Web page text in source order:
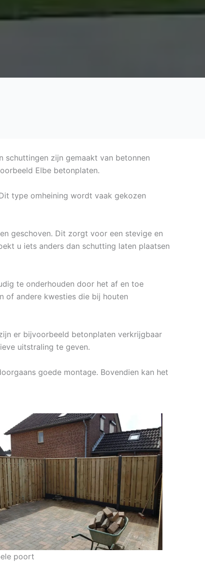
schuttingen zijn gemaakt van betonnen
Elbe betonplaten.
type omheining wordt vaak gekozen
geschoven. Dit zorgt voor een stevige en
u iets anders dan schutting laten plaatsen
te onderhouden door het af en toe
of andere kwesties die bij houten
er bijvoorbeeld betonplaten verkrijgbaar
uitstraling te geven.
goede montage. Bovendien kan het
poort